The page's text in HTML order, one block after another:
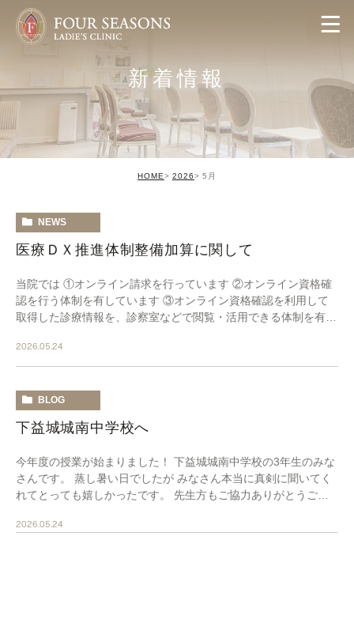
新着情報
HOME 2026 5月
NEWS
医療ＤＸ推進体制整備加算に関して
当院では ①オンライン請求を行っています ②オンライン資格確
認を行う体制を有しています ③オンライン資格確認を利用して
取得した診療情報を、診察室などで閲覧・活用できる体制を有し
2026.05.24
BLOG
下益城城南中学校へ
今年度の授業が始まりました！ 下益城城南中学校の3年生のみな
さんです。 蒸し暑い日でしたが みなさん本当に真剣に聞いてく
れてとっても嬉しかったです。 先生方もご協力ありがとうござ
2026.05.24